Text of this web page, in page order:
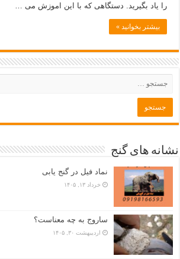
را یاد بگیرید. دستگاهی که با این اموزش می …
بیشتر بخوانید »
نشانه های گنج
نماد فیل در گنج یابی
خرداد ۱۳, ۱۴۰۵
ساروج به چه معناست؟
اردیبهشت ۳۰, ۱۴۰۵